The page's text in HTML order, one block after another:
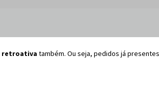
retroativa também. Ou seja, pedidos já